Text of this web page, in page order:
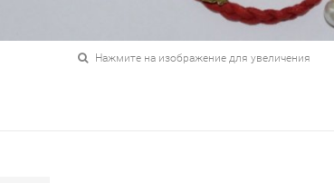
Нажмите на изображение для увеличения